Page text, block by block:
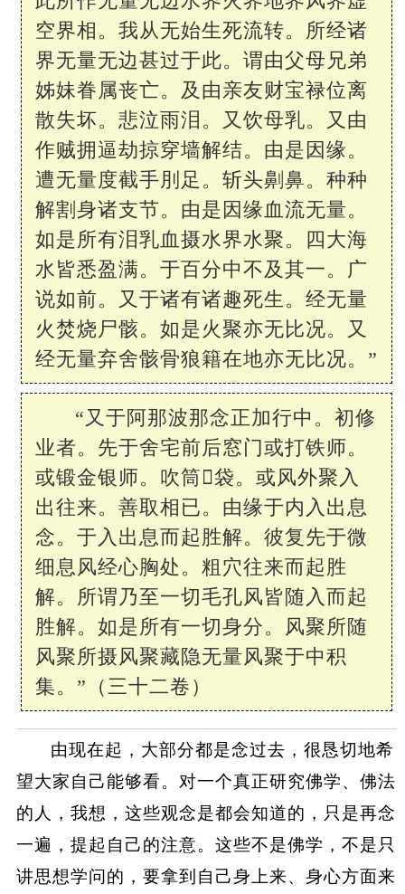
空界相。我从无始生死流转。所经诸
界无量无边甚过于此。谓由父母兄弟
姊妹眷属丧亡。及由亲友财宝禄位离
散失坏。悲泣雨泪。又饮母乳。又由
作贼拥逼劫掠穿墙解结。由是因缘。
遭无量度截手刖足。斩头劓鼻。种种
解割身诸支节。由是因缘血流无量。
如是所有泪乳血摄水界水聚。四大海
水皆悉盈满。于百分中不及其一。广
说如前。又于诸有诸趣死生。经无量
火焚烧尸骸。如是火聚亦无比况。又
经无量弃舍骸骨狼籍在地亦无比况。”
“又于阿那波那念正加行中。初修
业者。先于舍宅前后窓门或打铁师。
或锻金银师。吹筒𣡖袋。或风外聚入
出往来。善取相已。由缘于内入出息
念。于入出息而起胜解。彼复先于微
细息风经心胸处。粗穴往来而起胜
解。所谓乃至一切毛孔风皆随入而起
胜解。如是所有一切身分。风聚所随
风聚所摄风聚藏隐无量风聚于中积
集。”（三十二卷）
由现在起，大部分都是念过去，很恳切地希
望大家自己能够看。对一个真正研究佛学、佛法
的人，我想，这些观念是都会知道的，只是再念
一遍，提起自己的注意。这些不是佛学，不是只
讲思想学问的，要拿到自己身上来、身心方面来